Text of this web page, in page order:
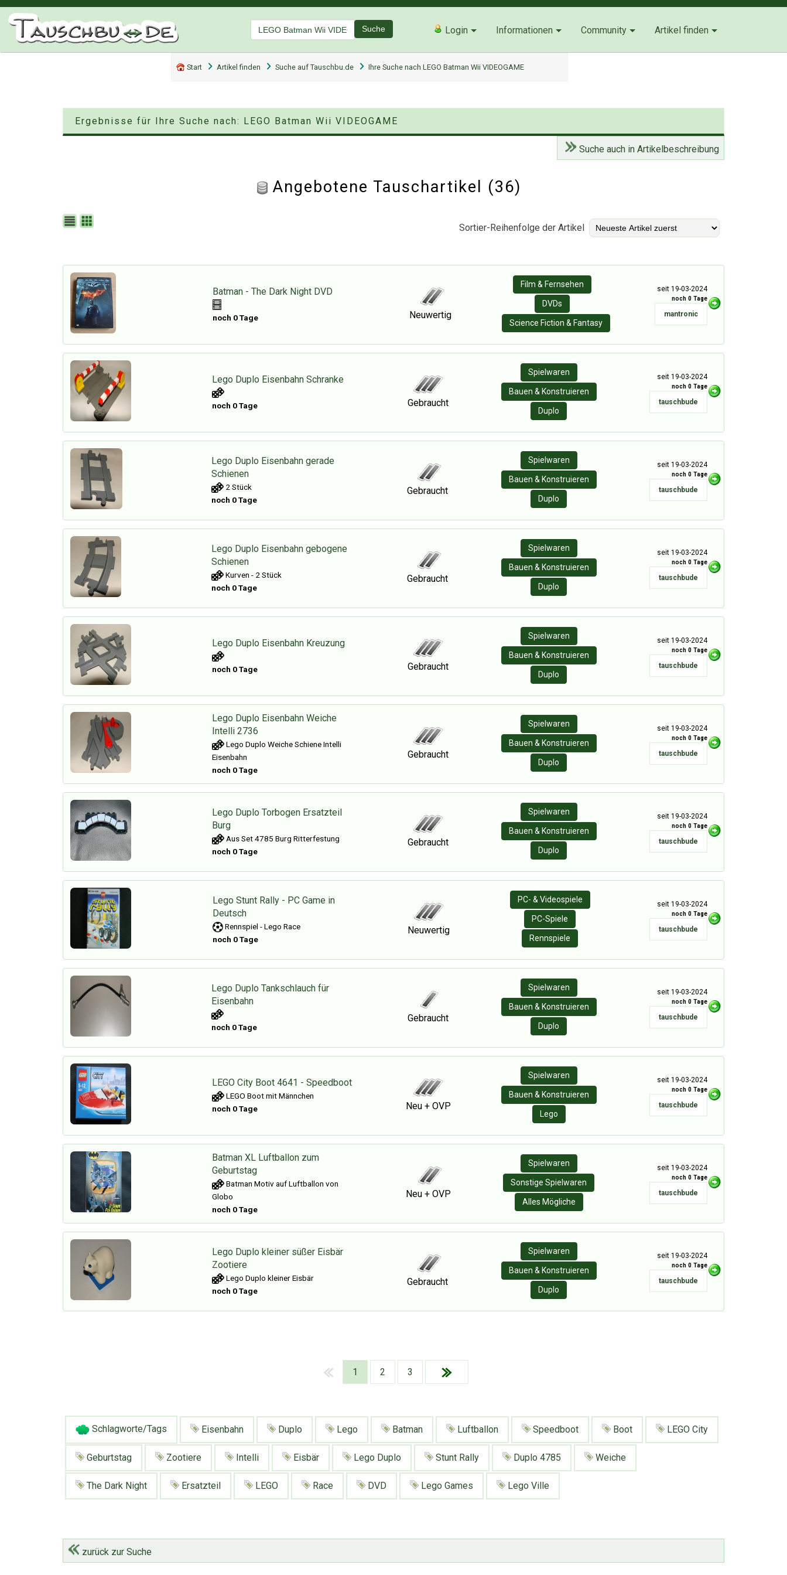
Suche Login Informationen Community Artikel finden
Start Artikel finden Suche auf Tauschbu.de Ihre Suche nach LEGO Batman Wii VIDEOGAME
Ergebnisse für Ihre Suche nach: LEGO Batman Wii VIDEOGAME
Suche auch in Artikelbeschreibung
Angebotene Tauschartikel (36)
Sortier-Reihenfolge der Artikel
Batman - The Dark Night DVD
noch 0 Tage Neuwertig
Film & Fernsehen
DVDs
Science Fiction & Fantasy
seit 19-03-2024
noch 0 Tage
mantronic
Lego Duplo Eisenbahn Schranke
noch 0 Tage Gebraucht
Spielwaren
Bauen & Konstruieren
Duplo
seit 19-03-2024
noch 0 Tage
tauschbude
Lego Duplo Eisenbahn gerade
Schienen
2 Stück
noch 0 Tage
Gebraucht
Spielwaren
Bauen & Konstruieren
Duplo
seit 19-03-2024
noch 0 Tage
tauschbude
Lego Duplo Eisenbahn gebogene
Schienen
Kurven - 2 Stück
noch 0 Tage
Gebraucht
Spielwaren
Bauen & Konstruieren
Duplo
seit 19-03-2024
noch 0 Tage
tauschbude
Lego Duplo Eisenbahn Kreuzung
noch 0 Tage Gebraucht
Spielwaren
Bauen & Konstruieren
Duplo
seit 19-03-2024
noch 0 Tage
tauschbude
Lego Duplo Eisenbahn Weiche
Intelli 2736
Lego Duplo Weiche Schiene Intelli
Eisenbahn
noch 0 Tage
Gebraucht
Spielwaren
Bauen & Konstruieren
Duplo
seit 19-03-2024
noch 0 Tage
tauschbude
Lego Duplo Torbogen Ersatzteil
Burg
Aus Set 4785 Burg Ritterfestung
noch 0 Tage
Gebraucht
Spielwaren
Bauen & Konstruieren
Duplo
seit 19-03-2024
noch 0 Tage
tauschbude
Lego Stunt Rally - PC Game in
Deutsch
Rennspiel - Lego Race
noch 0 Tage
Neuwertig
PC- & Videospiele
PC-Spiele
Rennspiele
seit 19-03-2024
noch 0 Tage
tauschbude
Lego Duplo Tankschlauch für
Eisenbahn
noch 0 Tage
Gebraucht
Spielwaren
Bauen & Konstruieren
Duplo
seit 19-03-2024
noch 0 Tage
tauschbude
LEGO City Boot 4641 - Speedboot
LEGO Boot mit Männchen
noch 0 Tage
Neu + OVP
Spielwaren
Bauen & Konstruieren
Lego
seit 19-03-2024
noch 0 Tage
tauschbude
Batman XL Luftballon zum
Geburtstag
Batman Motiv auf Luftballon von
Globo
noch 0 Tage
Neu + OVP
Spielwaren
Sonstige Spielwaren
Alles Mögliche
seit 19-03-2024
noch 0 Tage
tauschbude
Lego Duplo kleiner süßer Eisbär
Zootiere
Lego Duplo kleiner Eisbär
noch 0 Tage
Gebraucht
Spielwaren
Bauen & Konstruieren
Duplo
seit 19-03-2024
noch 0 Tage
tauschbude
1 2 3
Schlagworte/Tags Eisenbahn Duplo Lego Batman Luftballon Speedboot Boot LEGO City
Geburtstag Zootiere Intelli Eisbär Lego Duplo Stunt Rally Duplo 4785 Weiche
The Dark Night Ersatzteil LEGO Race DVD Lego Games Lego Ville
zurück zur Suche